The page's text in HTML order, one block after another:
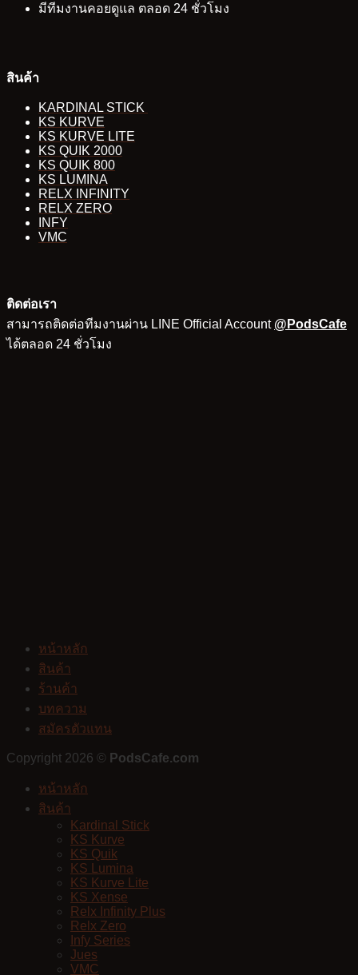
มีทีมงานคอยดูแล ตลอด 24 ชั่วโมง
สินค้า
KARDINAL STICK
KS KURVE
KS KURVE LITE
KS QUIK 2000
KS QUIK 800
KS LUMINA
RELX INFINITY
RELX ZERO
INFY
VMC
ติดต่อเรา
สามารถติดต่อทีมงานผ่าน LINE Official Account @PodsCafe
ได้ตลอด 24 ชั่วโมง
หน้าหลัก
สินค้า
ร้านค้า
บทความ
สมัครตัวแทน
Copyright 2026 © PodsCafe.com
หน้าหลัก
สินค้า
Kardinal Stick
KS Kurve
KS Quik
KS Lumina
KS Kurve Lite
KS Xense
Relx Infinity Plus
Relx Zero
Infy Series
Jues
VMC